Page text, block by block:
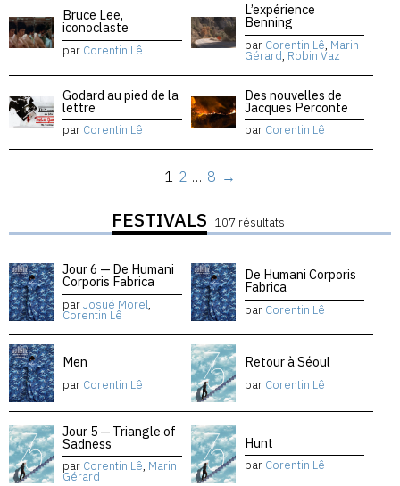
Bruce Lee,
iconoclaste
par Corentin Lê
L’expérience
Benning
par Corentin Lê, Marin
Gérard, Robin Vaz
Godard au pied de la
lettre
par Corentin Lê
Des nouvelles de
Jacques Perconte
par Corentin Lê
1 2 … 8 →
FESTIVALS 107 résultats
Jour 6 — De Humani
Corporis Fabrica
parJosué Morel,
Corentin Lê
De Humani Corporis
Fabrica
par Corentin Lê
Men
par Corentin Lê
Retour à Séoul
par Corentin Lê
Jour 5 — Triangle of
Sadness
par Corentin Lê, Marin
Gérard
Hunt
par Corentin Lê